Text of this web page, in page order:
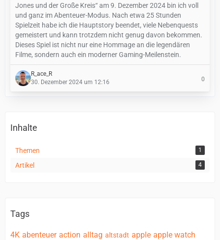
Jones und der Große Kreis“ am 9. Dezember 2024 bin ich voll
und ganz im Abenteuer-Modus. Nach etwa 25 Stunden
Spielzeit habe ich die Hauptstory beendet, viele Nebenquests
gemeistert und kann trotzdem nicht genug davon bekommen.
Dieses Spiel ist nicht nur eine Hommage an die legendären
Filme, sondern auch ein moderner Gaming-Meilenstein.
R_ace_R
30. Dezember 2024 um 12:16
0
Inhalte
Themen 1
Artikel 4
Tags
4K abenteuer action alltag altstadt apple apple watch